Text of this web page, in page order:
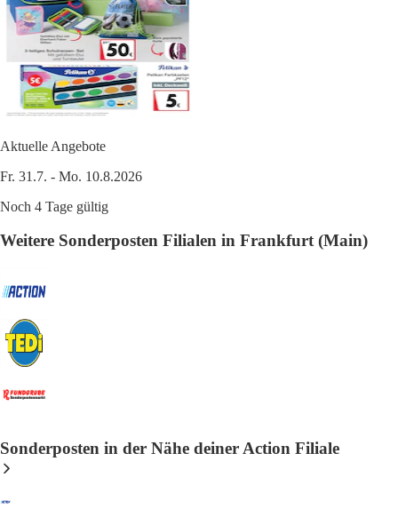
Aktuelle Angebote
Fr. 31.7. - Mo. 10.8.2026
Noch 4 Tage gültig
Weitere Sonderposten Filialen in Frankfurt (Main)
Sonderposten in der Nähe deiner Action Filiale